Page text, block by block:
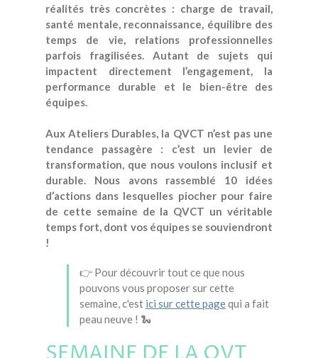
réalités très concrètes : charge de travail,
santé mentale, reconnaissance, équilibre des
temps de vie, relations professionnelles
parfois fragilisées. Autant de sujets qui
impactent directement l’engagement, la
performance durable et le bien-être des
équipes.
Aux Ateliers Durables, la QVCT n’est pas une
tendance passagère : c’est un levier de
transformation, que nous voulons inclusif et
durable. Nous avons rassemblé 10 idées
d’actions dans lesquelles piocher pour faire
de cette semaine de la QVCT un véritable
temps fort, dont vos équipes se souviendront
!
👉 Pour découvrir tout ce que nous
pouvons vous proposer sur cette
semaine, c'est ici sur cette pagequi a fait
peau neuve ! 🐍